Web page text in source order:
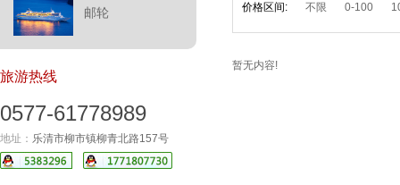
邮轮
旅游热线
0577-61778989
地址： 乐清市柳市镇柳青北路157号
价格区间: 不限 0-100
暂无内容!